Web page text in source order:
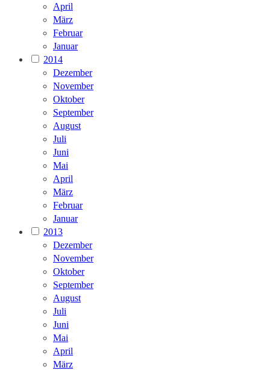
April
März
Februar
Januar
2014
Dezember
November
Oktober
September
August
Juli
Juni
Mai
April
März
Februar
Januar
2013
Dezember
November
Oktober
September
August
Juli
Juni
Mai
April
März